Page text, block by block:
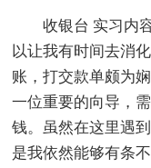
收银台 实习内容
以让我有时间去消
账，打交款单颇为
一位重要的向导，
钱。虽然在这里遇
是我依然能够有条